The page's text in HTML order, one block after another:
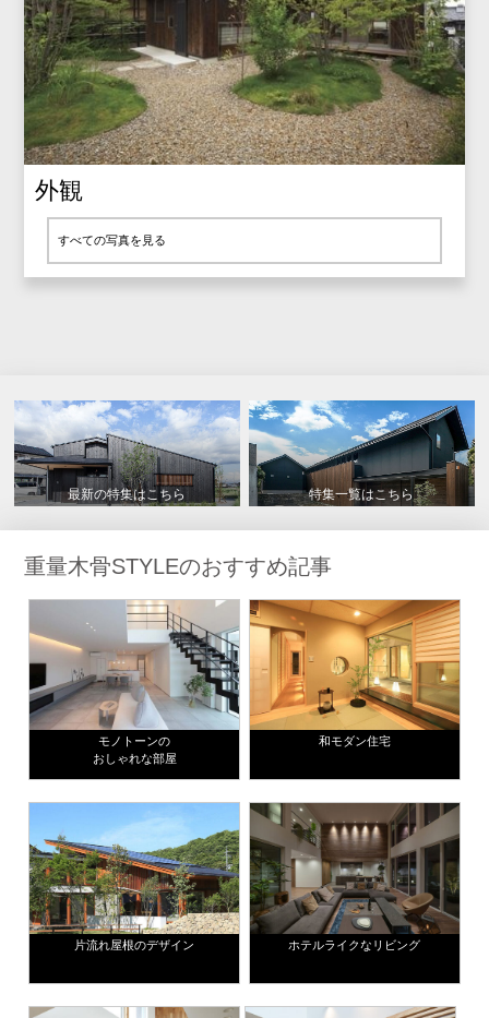
外観
すべての写真を見る
最新の特集はこちら 特集一覧はこちら
重量木骨STYLEのおすすめ記事
モノトーンの
おしゃれな部屋
和モダン住宅
片流れ屋根のデザイン ホテルライクなリビング